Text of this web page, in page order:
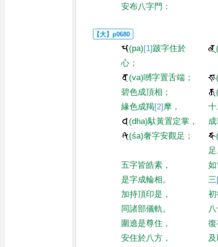
安布八字門 ：
(pa)[1]跛字住於
心 ；
(va)嚩字置舌端 ；
碧色成頂相 ；
緣色成羯[2]摩 ，
(dha)馱黃置定掌 ，
(śa)奢字安觀足 ；
足
五字皆皓素 ，
是字成輪相。 三
加持頂印是 ，
同諸部儀軌。
圍遶是尊住 ，
安住於八方 ，